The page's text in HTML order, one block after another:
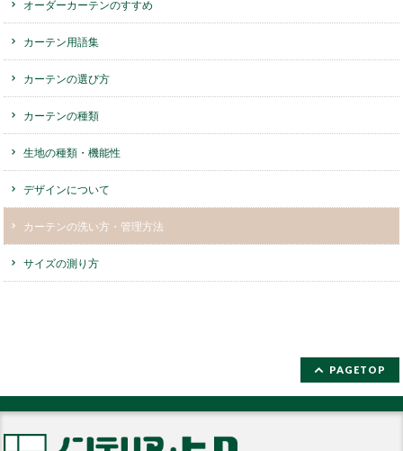
オーダーカーテンのすすめ
カーテン用語集
カーテンの選び方
カーテンの種類
生地の種類・機能性
デザインについて
カーテンの洗い方・管理方法
サイズの測り方
PAGETOP